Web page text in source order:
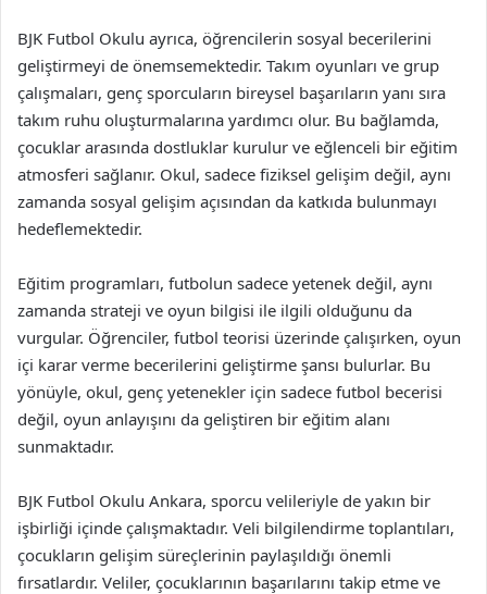
BJK Futbol Okulu ayrıca, öğrencilerin sosyal becerilerini
geliştirmeyi de önemsemektedir. Takım oyunları ve grup
çalışmaları, genç sporcuların bireysel başarıların yanı sıra
takım ruhu oluşturmalarına yardımcı olur. Bu bağlamda,
çocuklar arasında dostluklar kurulur ve eğlenceli bir eğitim
atmosferi sağlanır. Okul, sadece fiziksel gelişim değil, aynı
zamanda sosyal gelişim açısından da katkıda bulunmayı
hedeflemektedir.
Eğitim programları, futbolun sadece yetenek değil, aynı
zamanda strateji ve oyun bilgisi ile ilgili olduğunu da
vurgular. Öğrenciler, futbol teorisi üzerinde çalışırken, oyun
içi karar verme becerilerini geliştirme şansı bulurlar. Bu
yönüyle, okul, genç yetenekler için sadece futbol becerisi
değil, oyun anlayışını da geliştiren bir eğitim alanı
sunmaktadır.
BJK Futbol Okulu Ankara, sporcu velileriyle de yakın bir
işbirliği içinde çalışmaktadır. Veli bilgilendirme toplantıları,
çocukların gelişim süreçlerinin paylaşıldığı önemli
fırsatlardır. Veliler, çocuklarının başarılarını takip etme ve